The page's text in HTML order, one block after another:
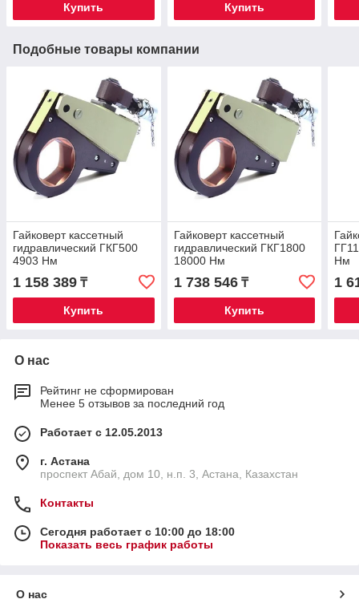
Купить Купить
Подобные товары компании
Гайковерт касcетный
гидравлический ГКГ500
4903 Нм
1 158 389 ₸
Купить
Гайковерт кассетный
гидравлический ГКГ1800
18000 Нм
1 738 546₸
Купить
Нм
1
О нас
Рейтинг не сформирован
Менее 5 отзывов за последний год
Работает с 12.05.2013
г. Астана
проспект Абай, дом 10, н.п. 3, Астана, Казахстан
Контакты
Сегодня работает с 10:00 до 18:00
Показать весь график работы
О нас